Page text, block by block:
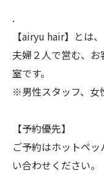
.
【airyu hair】とは、
夫婦２人で営む、
室です。
※男性スタッフ、女
【予約優先】
ご予約はホットペ
い合わせください。